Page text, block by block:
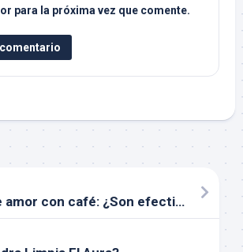
para la próxima vez que comente.
Amarres de amor con café: ¿Son efectivos?